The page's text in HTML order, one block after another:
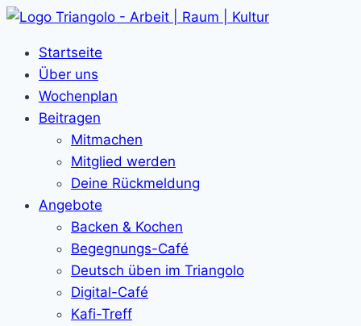
Zum
springenStartseite
Über uns
Wochenplan
Beitragen
Mitmachen
Mitglied werden
Deine Rückmeldung
Angebote
Backen & Kochen
Begegnungs-Café
Deutsch üben im Triangolo
Digital-Café
Kafi-Treff